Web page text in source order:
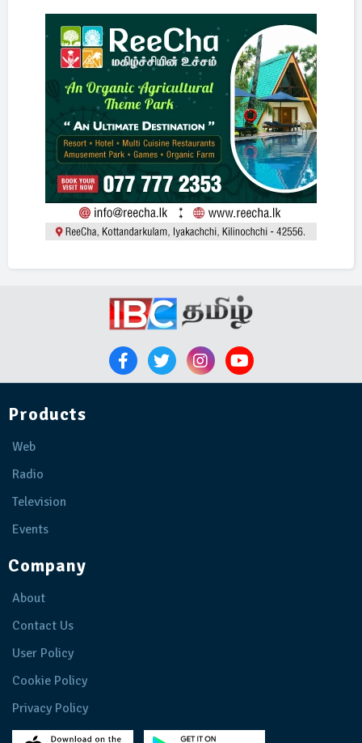
Products
Web
Radio
Television
Events
Company
About
Contact Us
User Policy
Cookie Policy
Privacy Policy